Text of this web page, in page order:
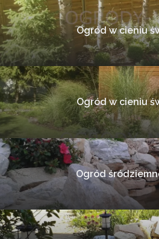
Ogród w cieniu
Ogród w cieniu
Ogród